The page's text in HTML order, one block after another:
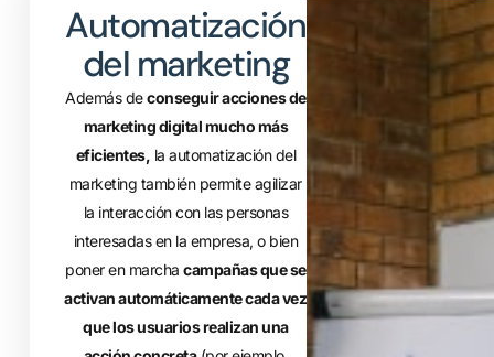
Automatización
del marketing
Además deconseguir acciones de
marketing digital mucho más
eficientes, la automatización del
marketing también permite agilizar
la interacción con las personas
interesadas en la empresa, o bien
poner en marchacampañas que se
activan automáticamente cada vez
que los usuarios realizan una